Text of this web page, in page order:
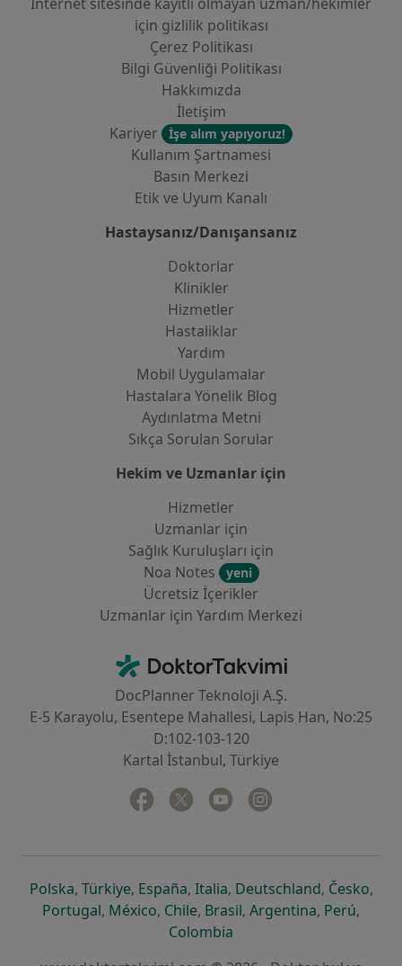
i̇çin gizlilik politikası
Çerez Politikası
Bilgi Güvenliği Politikası
Hakkımızda
İletişim
Kariyer
İşe alım yapıyoruz!
Kullanım Şartnamesi
Basın Merkezi
Etik ve Uyum Kanalı
Hastaysanız/Danışansanız
Doktorlar
Klinikler
Hizmetler
Hastaliklar
Yardım
Mobil Uygulamalar
Hastalara Yönelik Blog
Aydınlatma Metni
Sıkça Sorulan Sorular
Hekim ve Uzmanlar için
Hizmetler
Uzmanlar için
Sağlık Kuruluşları için
Noa Notes
yeni
Ücretsiz İçerikler
Uzmanlar için Yardım Merkezi
DoktorTakvimi - Ana Sayfa
DocPlanner Teknoloji A.Ş.
E-5 Karayolu, Esentepe Mahallesi, Lapis Han, No:25
D:102-103-120
Kartal İstanbul, Türkiye
Facebook
yeni bir sekmede açılır
Twitter
yeni bir sekmede açılır
Youtube
yeni bir sekmede açılır
Polskayeni bir sekmede açılır
, Türkiyeyeni bir sekmede açılır
, Españayeni bir sekmede açılır
, Italiayeni bir sekmede açılır
, Deutschlandyeni bir
, Českoyeni
,
Portugalyeni bir sekmede açılır
, Méxicoyeni bir sekmede açılır
, Chileyeni bir sekmede açılır
, Brasilyeni bir sekmede açılır
, Argentinayeni bir
, Perúyeni
,
Colombia